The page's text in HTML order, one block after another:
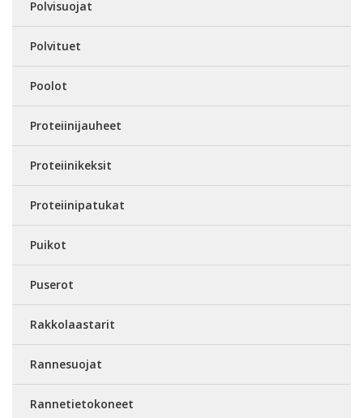
Polvisuojat
Polvituet
Poolot
Proteiinijauheet
Proteiinikeksit
Proteiinipatukat
Puikot
Puserot
Rakkolaastarit
Rannesuojat
Rannetietokoneet